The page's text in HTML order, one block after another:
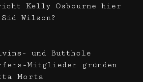
Kelly Osbourne hier
Wilson?
und Butthole
Mitglieder gründen
Morta